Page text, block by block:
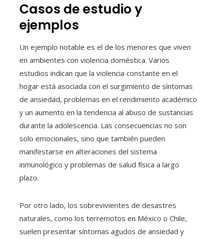
Casos de estudio y
ejemplos
Un ejemplo notable es el de los menores que viven
en ambientes con violencia doméstica. Varios
estudios indican que la violencia constante en el
hogar está asociada con el surgimiento de síntomas
de ansiedad, problemas en el rendimiento académico
y un aumento en la tendencia al abuso de sustancias
durante la adolescencia. Las consecuencias no son
solo emocionales, sino que también pueden
manifestarse en alteraciones del sistema
inmunológico y problemas de salud física a largo
plazo.
Por otro lado, los sobrevivientes de desastres
naturales, como los terremotos en México o Chile,
suelen presentar síntomas agudos de ansiedad y